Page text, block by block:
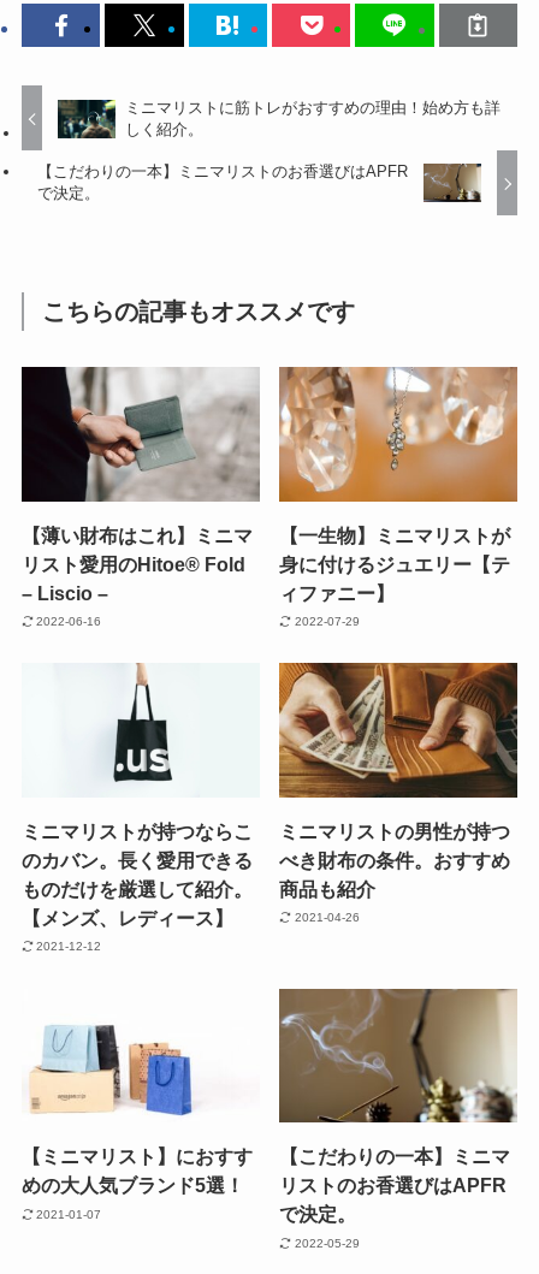
ミニマリストに筋トレがおすすめの理由！始め方も詳
しく紹介。
【こだわりの一本】ミニマリストのお香選びはAPFR
で決定。
こちらの記事もオススメです
【薄い財布はこれ】ミニマ
リスト愛用のHitoe® Fold
– Liscio –
2022-06-16
【一生物】ミニマリストが
身に付けるジュエリー【テ
ィファニー】
2022-07-29
ミニマリストが持つならこ
のカバン。長く愛用できる
ものだけを厳選して紹介。
【メンズ、レディース】
2021-12-12
ミニマリストの男性が持つ
べき財布の条件。おすすめ
商品も紹介
2021-04-26
【ミニマリスト】におすす
めの大人気ブランド5選！
2021-01-07
【こだわりの一本】ミニマ
リストのお香選びはAPFR
で決定。
2022-05-29